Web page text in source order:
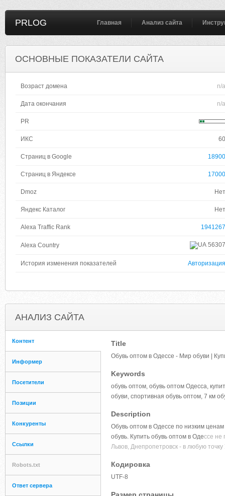
PRLOG Главная Анализ сайта
ОСНОВНЫЕ ПОКАЗАТЕЛИ САЙТА
Возраст домена n/a
Дата окончания n/a
PR
ИКС 60
Страниц в Google 18900
Страниц в Яндексе 17000
Dmoz Нет
Яндекс Каталог Нет
Alexa Traffic Rank 1941267
Alexa Country 56307
История изменения показателей Авторизация
АНАЛИЗ САЙТА
Контент
Информер
Посетители
Позиции
Конкуренты
Ссылки
Robots.txt
Ответ сервера
Title
Обувь оптом в Одессе - Мир обуви |
Keywords
обувь оптом, обувь оптом Одесса,
обуви, спортивная обувь оптом, 7 км
Description
Обувь оптом в Одессе по низким
обувь. Купить обувь оптом в Одессе не
Львов, Днепропетровск - в любую
Кодировка
UTF-8